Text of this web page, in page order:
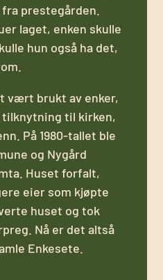
prestegården.
laget, enken skulle
hun også ha det,
vært brukt av enker,
tilknytning til kirken,
På 1980-tallet ble
og Nygård
Huset forfalt,
eier som kjøpte
huset og tok
Nå er det altså
Enkesete.